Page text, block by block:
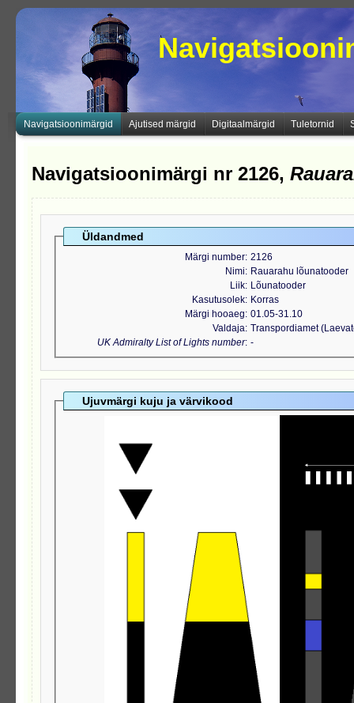
Navigatsioonimärgid Ajutised märgid Digitaalmärgid Tuletornid
Navigatsioonimärgi nr 2126,
Üldandmed
Märgi number 2126
Nimi
Rauarahu lõunatooder
Liik
Lõunatooder
Kasutusolek
Korras
Märgi hooaeg 01.05-31.10
Valdaja Transpordiamet
UK Admiralty List of Lights number -
Ujuvmärgi kuju ja värvikood